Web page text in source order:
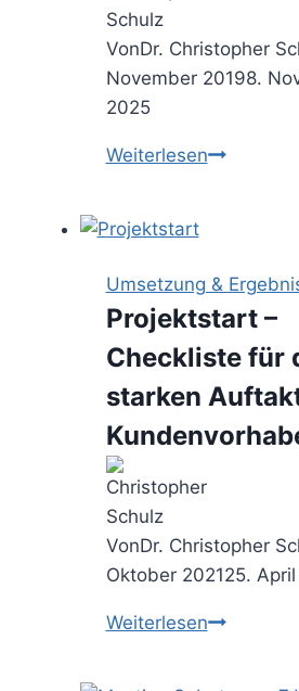
VonDr. Christopher
November 20198.
2025
WeiterlesenDie
–
den
Scope
greifbar
Umsetzung &
Projektstart –
Checkliste für
starken
VonDr. Christopher
Oktober 202125.
WeiterlesenProjektstart